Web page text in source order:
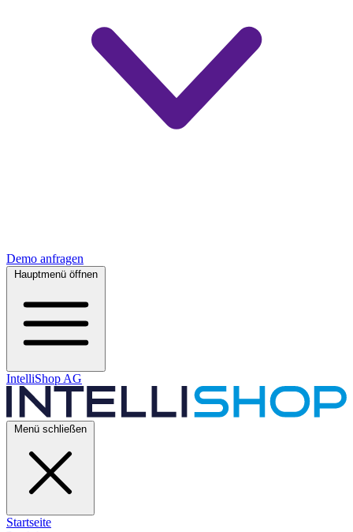
Demo anfragen
Hauptmenü öffnen
IntelliShop AG
Menü schließen
Startseite